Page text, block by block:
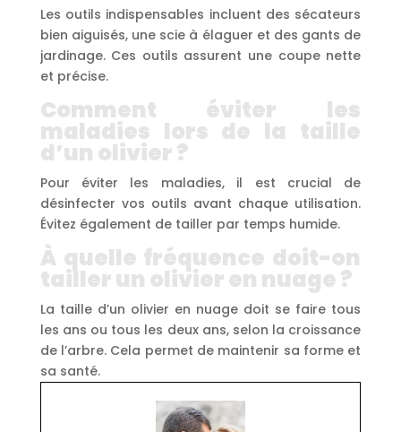
Les outils indispensables incluent des sécateurs
bien aiguisés, une scie à élaguer et des gants de
jardinage. Ces outils assurent une coupe nette
et précise.
Comment éviter les
maladies lors de la taille
d’un olivier ?
Pour éviter les maladies, il est crucial de
désinfecter vos outils avant chaque utilisation.
Évitez également de tailler par temps humide.
À quelle fréquence doit-on
tailler un olivier en nuage ?
La taille d’un olivier en nuage doit se faire tous
les ans ou tous les deux ans, selon la croissance
de l’arbre. Cela permet de maintenir sa forme et
sa santé.